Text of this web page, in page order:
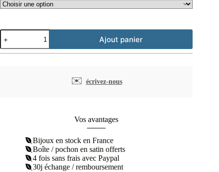
quantité
de
Bague
Ajout panier
✉️ écrivez-nous
Vos avantages
Bijoux en stock en France
Boîte / pochon en satin offerts
4 fois sans frais avec Paypal
30j échange / remboursement